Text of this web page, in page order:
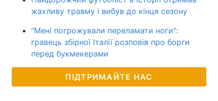
жахливу травму і вибув до кінця сезону
"Мені погрожували переламати ноги":
гравець збірної Італії розповів про борги
перед букмекерами
ПІДТРИМАЙТЕ НАС